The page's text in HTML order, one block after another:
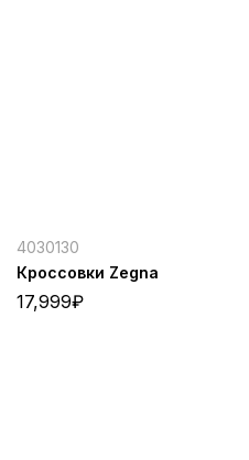
4030130
Кроссовки Zegna
17,999₽